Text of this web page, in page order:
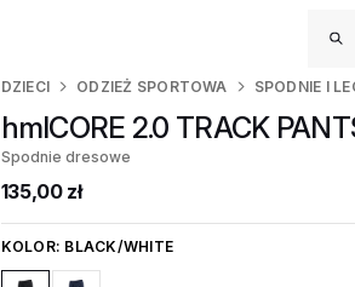
DZIECI ODZIEŻ SPORTOWA SPODNIE I
hmlCORE 2.0 TRACK
Spodnie dresowe
135,00 zł
KOLOR: BLACK/WHITE